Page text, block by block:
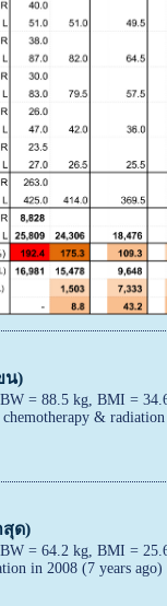
น)
= 88.5 kg, BMI =
& radiation
สุด)
= 64.2 kg, BMI =
in 2008 (7 years ago)